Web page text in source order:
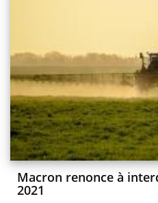
Macron renonce à
2021